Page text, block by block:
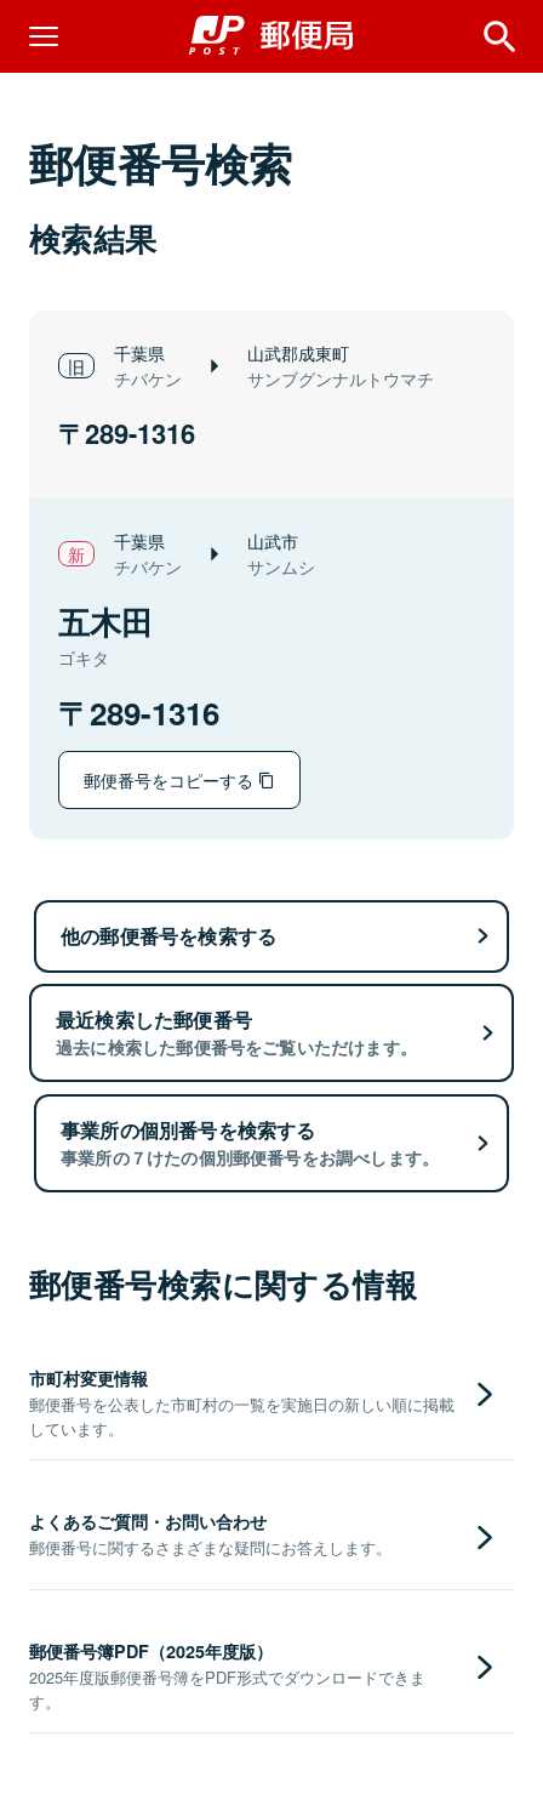
郵便番号検索
検索結果
千葉県
チバケン
山武郡成東町
サンブグンナルトウマチ
289-1316
千葉県
チバケン
山武市
サンムシ
五木田
ゴキタ
289-1316
郵便番号をコピーする
他の郵便番号を検索する
最近検索した郵便番号
過去に検索した郵便番号をご覧いただけます。
事業所の個別番号を検索する
事業所の７けたの個別郵便番号をお調べします。
郵便番号検索に関する情報
市町村変更情報
郵便番号を公表した市町村の一覧を実施日の新しい順に掲載
しています。
よくあるご質問・お問い合わせ
郵便番号に関するさまざまな疑問にお答えします。
郵便番号簿PDF（2025年度版）
2025年度版郵便番号簿をPDF形式でダウンロードできま
す。